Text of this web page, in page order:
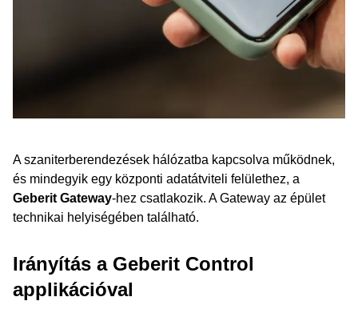
A szaniterberendezések hálózatba kapcsolva működnek,
és mindegyik egy központi adatátviteli felülethez, a
Geberit Gateway-hez csatlakozik. A Gateway az épület
technikai helyiségében található.
Irányítás a Geberit Control
applikációval